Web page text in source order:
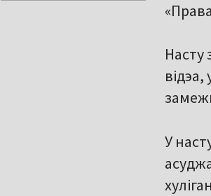
Насту
У